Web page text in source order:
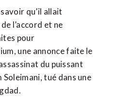
qu’il allait
l’accord et ne
pour
une annonce faite le
du puissant
tué dans une